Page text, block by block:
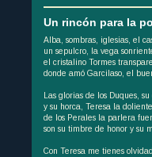
Un rincón para la
Alba, sombras, iglesias, el
un sepulcro, la vega
el cristalino Tormes
donde amó Garcilaso, el
Las glorias de los Duques,
y su horca, Teresa la doliente,
de los Perales la parlera
son su timbre de honor y su
Con Teresa me tienes